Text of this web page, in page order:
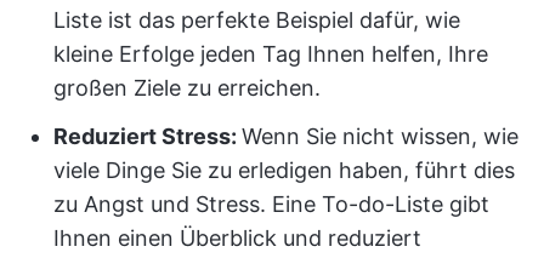
Liste ist das perfekte Beispiel dafür, wie
kleine Erfolge jeden Tag Ihnen helfen, Ihre
großen Ziele zu erreichen.
Reduziert Stress: Wenn Sie nicht wissen, wie
viele Dinge Sie zu erledigen haben, führt dies
zu Angst und Stress. Eine To-do-Liste gibt
Ihnen einen Überblick und reduziert